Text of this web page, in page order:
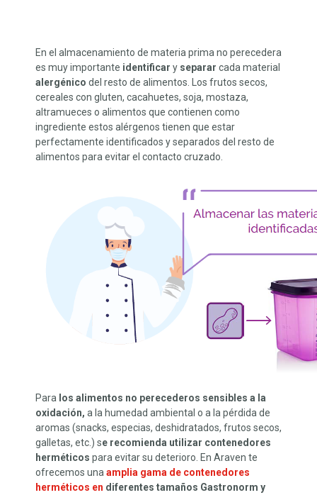
En el almacenamiento de materia prima no perecedera
es muy importante identificar y separar cada material
alergénico del resto de alimentos. Los frutos secos,
cereales con gluten, cacahuetes, soja, mostaza,
altramueces o alimentos que contienen como
ingrediente estos alérgenos tienen que estar
perfectamente identificados y separados del resto de
alimentos para evitar el contacto cruzado.
Para los alimentos no perecederos sensibles a la
oxidación, a la humedad ambiental o a la pérdida de
aromas (snacks, especias, deshidratados, frutos secos,
galletas, etc.) se recomienda utilizar contenedores
herméticos para evitar su deterioro. En Araven te
ofrecemos una amplia gama de contenedores
herméticos en diferentes tamaños Gastronorm y